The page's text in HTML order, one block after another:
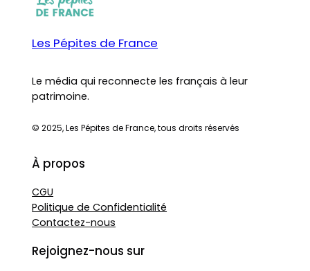
Les Pépites de France
Le média qui reconnecte les français à leur
patrimoine.
© 2025, Les Pépites de France, tous droits réservés
À propos
CGU
Politique de Confidentialité
Contactez-nous
Rejoignez-nous sur